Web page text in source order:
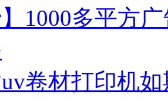
】1000多平方
卷材打印机